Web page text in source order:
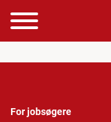
For jobsøgere